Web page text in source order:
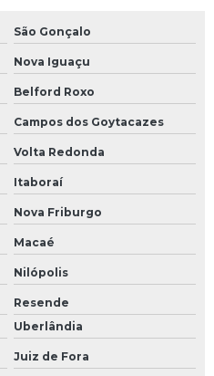
São Gonçalo
Nova Iguaçu
Belford Roxo
Campos dos Goytacazes
Volta Redonda
Itaboraí
Nova Friburgo
Macaé
Nilópolis
Resende
Uberlândia
Juiz de Fora